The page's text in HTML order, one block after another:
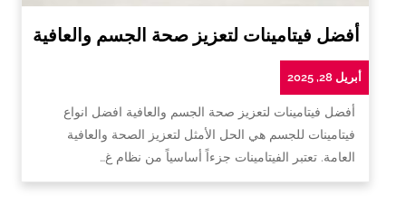
أفضل فيتامينات لتعزيز صحة الجسم والعافية
أبريل 28, 2025
أفضل فيتامينات لتعزيز صحة الجسم والعافية افضل انواع
فيتامينات للجسم هي الحل الأمثل لتعزيز الصحة والعافية
العامة. تعتبر الفيتامينات جزءاً أساسياً من نظام غ…